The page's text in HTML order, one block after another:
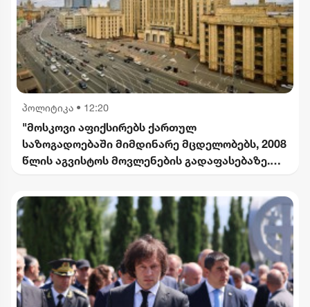
პოლიტიკა • 12:20
"მოსკოვი აფიქსირებს ქართულ
საზოგადოებაში მიმდინარე მცდელობებს, 2008
წლის აგვისტოს მოვლენების გადაფასებაზე.
განცხადებებს შერიგების აუცილებლობაზე" -
რუსეთის საგარეო უწყება